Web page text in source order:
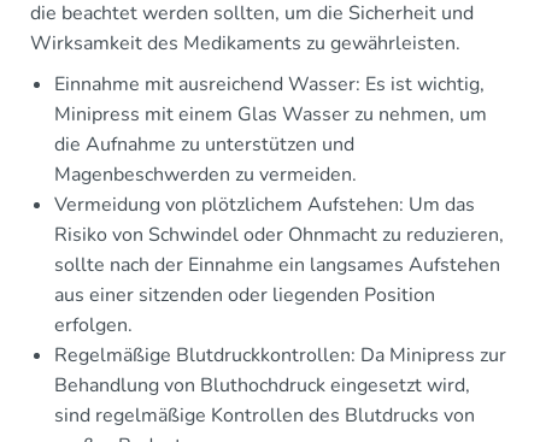
die beachtet werden sollten, um die Sicherheit und
Wirksamkeit des Medikaments zu gewährleisten.
Einnahme mit ausreichend Wasser: Es ist wichtig,
Minipress mit einem Glas Wasser zu nehmen, um
die Aufnahme zu unterstützen und
Magenbeschwerden zu vermeiden.
Vermeidung von plötzlichem Aufstehen: Um das
Risiko von Schwindel oder Ohnmacht zu reduzieren,
sollte nach der Einnahme ein langsames Aufstehen
aus einer sitzenden oder liegenden Position
erfolgen.
Regelmäßige Blutdruckkontrollen: Da Minipress zur
Behandlung von Bluthochdruck eingesetzt wird,
sind regelmäßige Kontrollen des Blutdrucks von